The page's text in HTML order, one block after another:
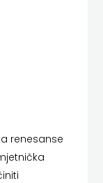
renesanse